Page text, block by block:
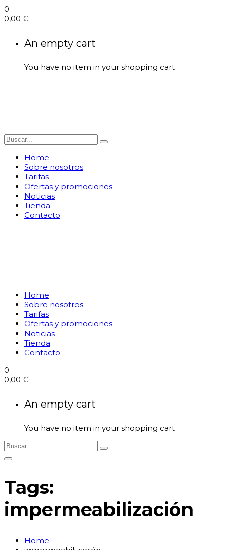
0
0,00 €
An empty cart
You have no item in your shopping cart
Home
Sobre nosotros
Tarifas
Ofertas y promociones
Noticias
Tienda
Contacto
Home
Sobre nosotros
Tarifas
Ofertas y promociones
Noticias
Tienda
Contacto
0
0,00 €
An empty cart
You have no item in your shopping cart
Tags:
impermeabilización
Home